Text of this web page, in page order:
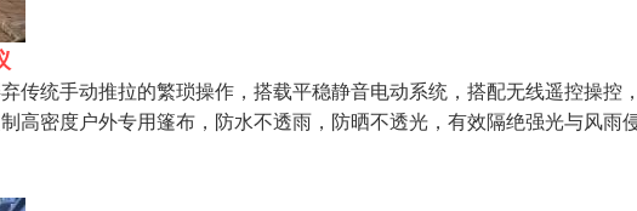
传统手动推拉的繁琐操作，搭载平稳静音电动系统，搭配无线遥控操控
高密度户外专用篷布，防水不透雨，防晒不透光，有效隔绝强光与风雨